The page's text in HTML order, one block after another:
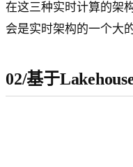
在这三种实时计算的架
会是实时架构的一个大
02/基于